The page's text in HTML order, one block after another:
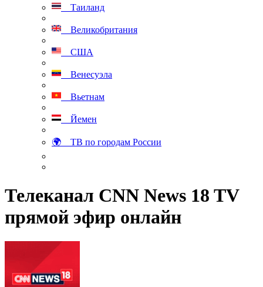
Таиланд
Великобритания
США
Венесуэла
Вьетнам
Йемен
🌍 ТВ по городам России
Телеканал CNN News 18 TV
прямой эфир онлайн